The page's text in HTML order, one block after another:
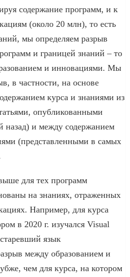
содержание программ, и к
(около 20 млн), то есть
мы определяем разрыв
и границей знаний – то
и инновациями. Мы
в частности, на основе
курса и знаниями из
опубликованными
назад) и между содержанием
(представленными в самых
для тех программ
на знаниях, отраженных
Например, для курса
в 2020 г. изучался Visual
язык
между образованием и
чем для курса, на котором